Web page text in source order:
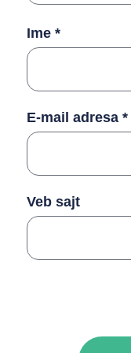
Ime *
E-mail adresa *
Veb sajt